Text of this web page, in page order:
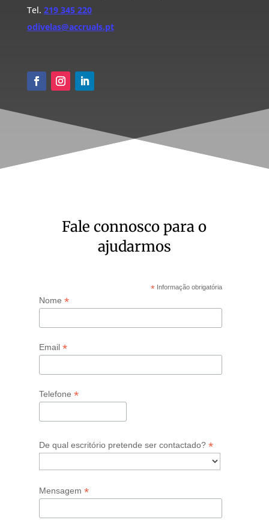
Tel. 219 345 220
odivelas@accruals.pt
Fale connosco para o
ajudarmos
* Informação obrigatória
Nome *
Email *
Telefone *
De qual escritório pretende ser contactado? *
Mensagem *